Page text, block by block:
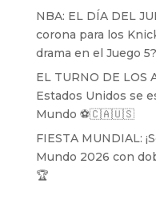
NBA: EL DÍA DEL
corona para los
drama en el Juego
EL TURNO DE LOS
Estados Unidos se
Mundo ⚽️🇨🇦🇺🇸
FIESTA MUNDIAL:
Mundo 2026 con
🏆